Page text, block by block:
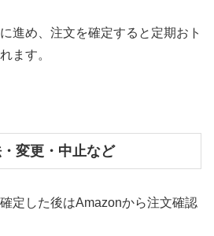
進め、注文を確定すると定期おト
ます。
変更・中止など
定した後はAmazonから注文確認